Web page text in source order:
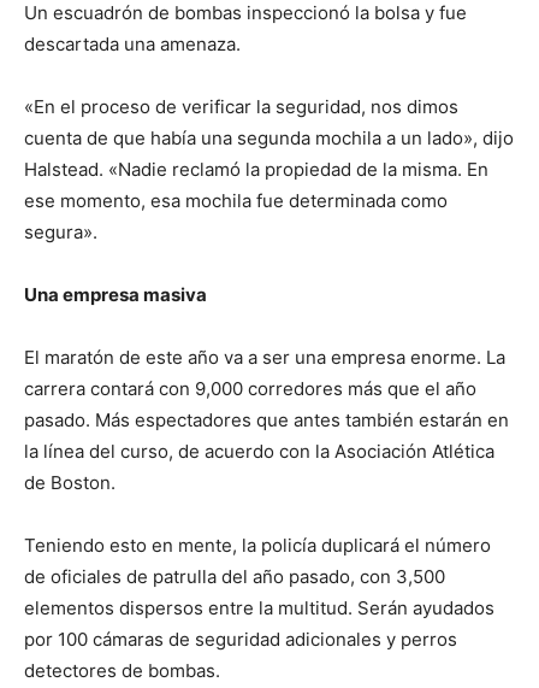
Un escuadrón de bombas inspeccionó la bolsa y fue
descartada una amenaza.
«En el proceso de verificar la seguridad, nos dimos
cuenta de que había una segunda mochila a un lado», dijo
Halstead. «Nadie reclamó la propiedad de la misma. En
ese momento, esa mochila fue determinada como
segura».
Una empresa masiva
El maratón de este año va a ser una empresa enorme. La
carrera contará con 9,000 corredores más que el año
pasado. Más espectadores que antes también estarán en
la línea del curso, de acuerdo con la Asociación Atlética
de Boston.
Teniendo esto en mente, la policía duplicará el número
de oficiales de patrulla del año pasado, con 3,500
elementos dispersos entre la multitud. Serán ayudados
por 100 cámaras de seguridad adicionales y perros
detectores de bombas.